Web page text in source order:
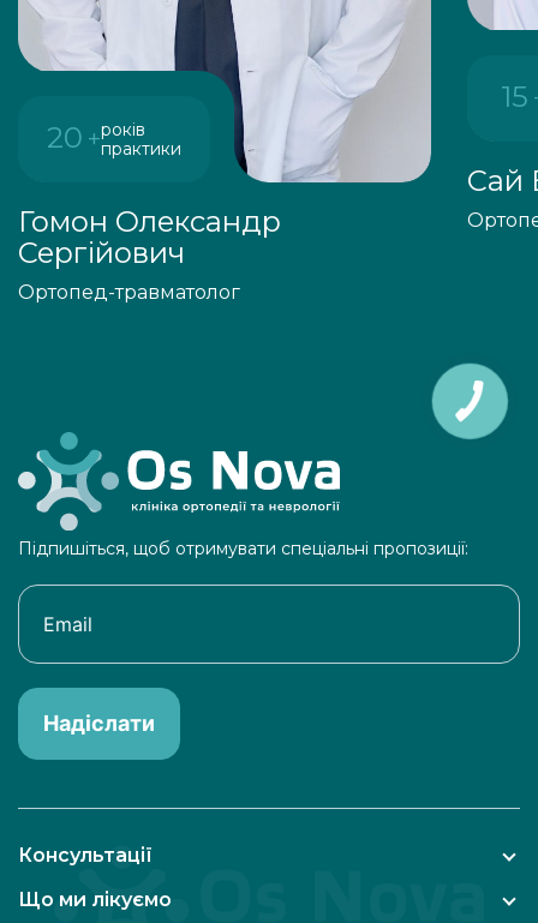
20 +років
практики
Гомон Олександр
Сергійович
Ортопед-травматолог
15
Сай
Підпишіться, щоб отримувати спеціальні пропозиції:
Надіслати
Консультації
Що ми лікуємо